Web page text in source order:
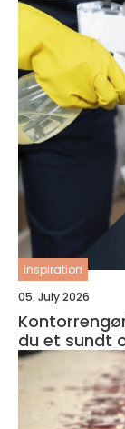
inspiration
05. July 2026
du et sundt